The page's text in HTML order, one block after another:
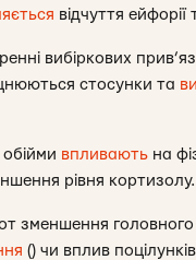
відчуття
вибіркових
стосунки та
впливають на
рівня кортизолу.
зменшення
() чи вплив